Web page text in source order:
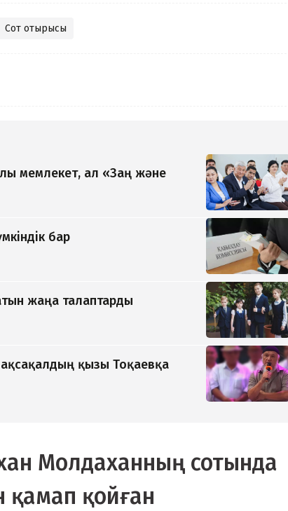
Сот отырысы
мемлекет, ал «Заң және
бар
жаңа талаптарды
қызы Тоқаевқа
Молдаханның сотында
қамап қойған